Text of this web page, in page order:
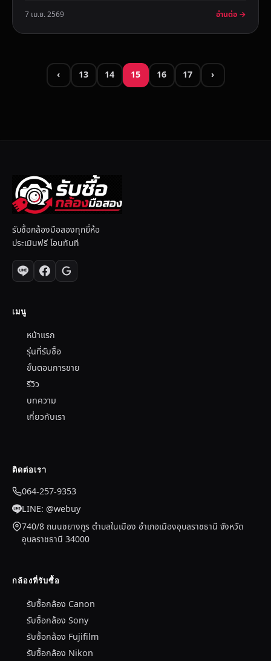
7 เม.ย. 2569 อ่านต่อ →
‹ 13 14 15 16 17 ›
รับซื้อกล้องมือสองทุกยี่ห้อ
ประเมินฟรี โอนทันที
เมนู
หน้าแรก
รุ่นที่รับซื้อ
ขั้นตอนการขาย
รีวิว
บทความ
เกี่ยวกับเรา
ติดต่อเรา
064-257-9353
LINE: @webuy
740/8 ถนนชยางกูร ตำบลในเมือง อำเภอเมืองอุบลราชธานี จังหวัด
อุบลราชธานี 34000
กล้องที่รับซื้อ
รับซื้อกล้อง Canon
รับซื้อกล้อง Sony
รับซื้อกล้อง Fujifilm
รับซื้อกล้อง Nikon